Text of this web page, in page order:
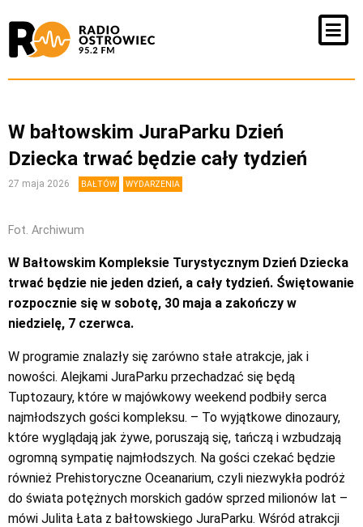
W bałtowskim JuraParku Dzień
Dziecka trwać będzie cały tydzień
27 maja 2026 BAŁTÓW WYDARZENIA
Fot. Archiwum
W Bałtowskim Kompleksie Turystycznym Dzień Dziecka
trwać będzie nie jeden dzień, a cały tydzień. Świętowanie
rozpocznie się w sobotę, 30 maja a zakończy w
niedzielę, 7 czerwca.
W programie znalazły się zarówno stałe atrakcje, jak i
nowości. Alejkami JuraParku przechadzać się będą
Tuptozaury, które w majówkowy weekend podbiły serca
najmłodszych gości kompleksu. – To wyjątkowe dinozaury,
które wyglądają jak żywe, poruszają się, tańczą i wzbudzają
ogromną sympatię najmłodszych. Na gości czekać będzie
również Prehistoryczne Oceanarium, czyli niezwykła podróż
do świata potężnych morskich gadów sprzed milionów lat –
mówi Julita Łata z bałtowskiego JuraParku. Wśród atrakcji